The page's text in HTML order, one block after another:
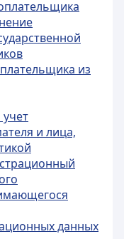
из
и лица,
данных